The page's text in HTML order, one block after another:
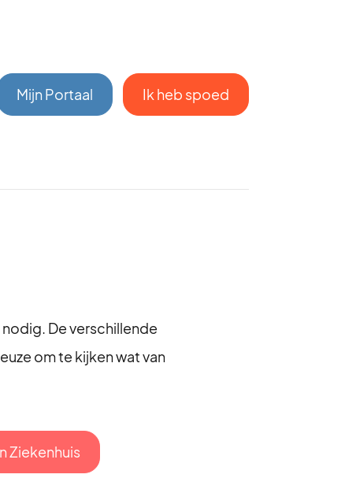
Mijn Portaal Ik heb spoed
De verschillende
om te kijken wat van
Ziekenhuis